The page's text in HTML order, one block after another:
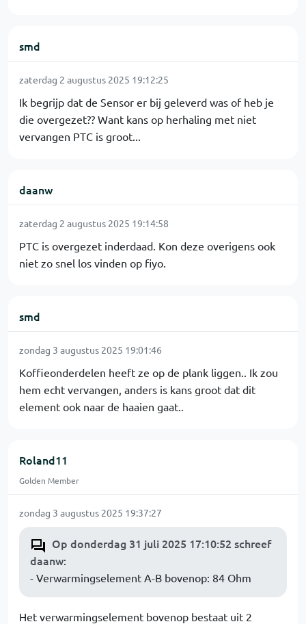
smd
zaterdag 2 augustus 2025 19:12:25
Ik begrijp dat de Sensor er bij geleverd was of heb je
die overgezet?? Want kans op herhaling met niet
vervangen PTC is groot...
daanw
zaterdag 2 augustus 2025 19:14:58
PTC is overgezet inderdaad. Kon deze overigens ook
niet zo snel los vinden op fiyo.
smd
zondag 3 augustus 2025 19:01:46
Koffieonderdelen heeft ze op de plank liggen.. Ik zou
hem echt vervangen, anders is kans groot dat dit
element ook naar de haaien gaat..
Roland11
Golden Member
zondag 3 augustus 2025 19:37:27
Op donderdag 31 juli 2025 17:10:52 schreef
daanw:
- Verwarmingselement A-B bovenop: 84 Ohm
Het verwarmingselement bovenop bestaat uit 2